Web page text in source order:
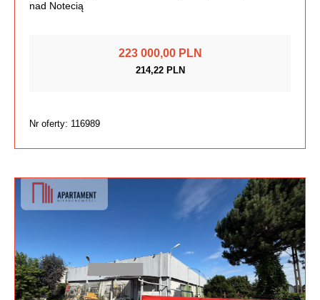
nad Notecią
223 000,00 PLN
214,22 PLN
Nr oferty: 116989